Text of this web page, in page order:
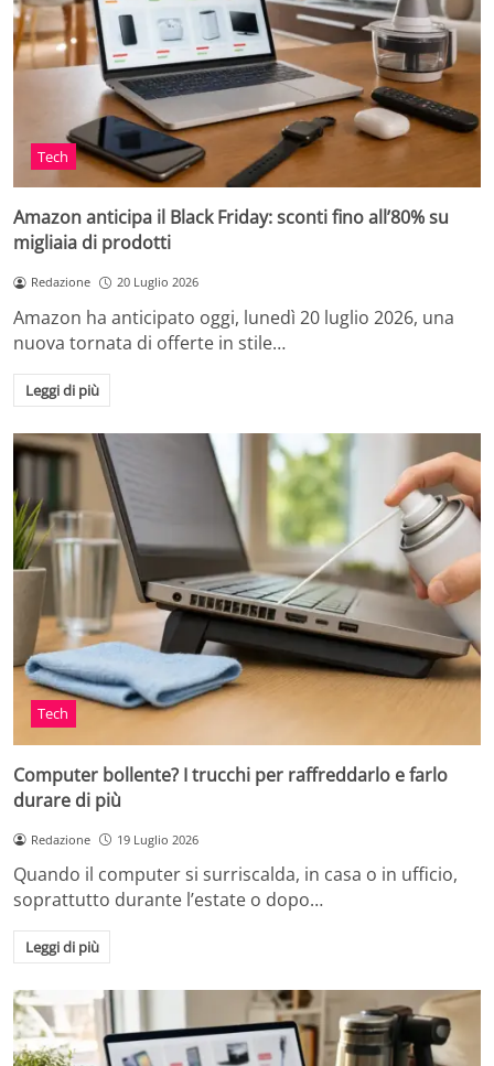
Tech
Amazon anticipa il Black Friday: sconti fino all’80% su
migliaia di prodotti
Redazione 20 Luglio 2026
Amazon ha anticipato oggi, lunedì 20 luglio 2026, una
nuova tornata di offerte in stile…
Leggi di più
Tech
Computer bollente? I trucchi per raffreddarlo e farlo
durare di più
Redazione 19 Luglio 2026
Quando il computer si surriscalda, in casa o in ufficio,
soprattutto durante l’estate o dopo…
Leggi di più